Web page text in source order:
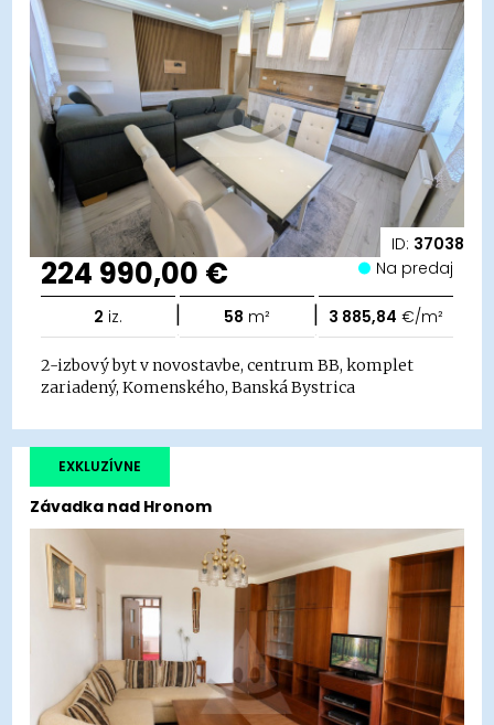
ID: 37038
224 990,00 € Na predaj
2 iz. | 58 m² | 3 885,84 €/m²
2-izbový byt v novostavbe, centrum BB, komplet
zariadený, Komenského, Banská Bystrica
Závadka nad Hronom
EXKLUZÍVNE